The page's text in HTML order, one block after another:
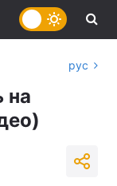
рус
на